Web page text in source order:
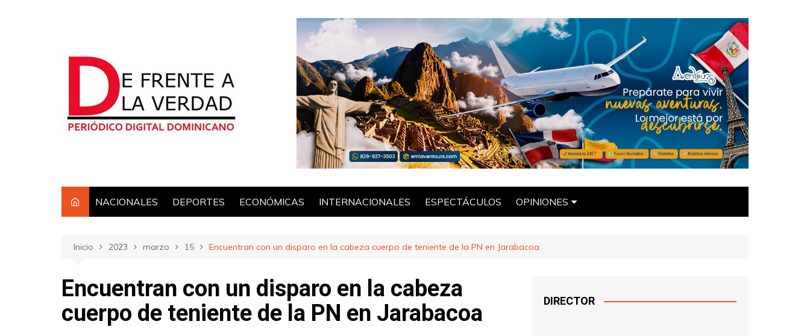
NACIONALES DEPORTES ECONÓMICAS INTERNACIONALES ESPECTÁCULOS OPINIONES
Inicio 2023 marzo 15 Encuentran con un disparo en la cabeza cuerpo de teniente de la PN en Jarabacoa
Encuentran con un disparo en la cabeza
cuerpo de teniente de la PN en Jarabacoa
DIRECTOR